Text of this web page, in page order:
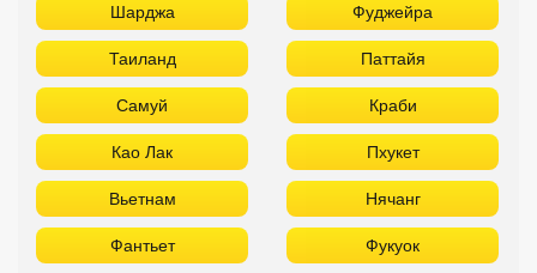
Фантьет Фукуок
Шри Ланка Куба
Мальдивы Бали
ТОП отелей 5* звезд с аквапарком
Используйте удобные фильтры